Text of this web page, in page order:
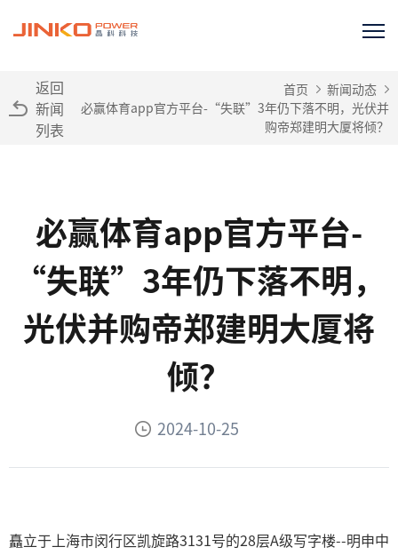
返回
新闻
列表
首页
新闻动态
必赢体育app官方平台-“失联”3年仍下落不明，光伏并
购帝郑建明大厦将倾？
必赢体育app官方平台-
“失联”3年仍下落不明，
光伏并购帝郑建明大厦将
倾？
2024-10-25
矗立于上海市闵行区凯旋路3131号的28层A级写字楼--明申中